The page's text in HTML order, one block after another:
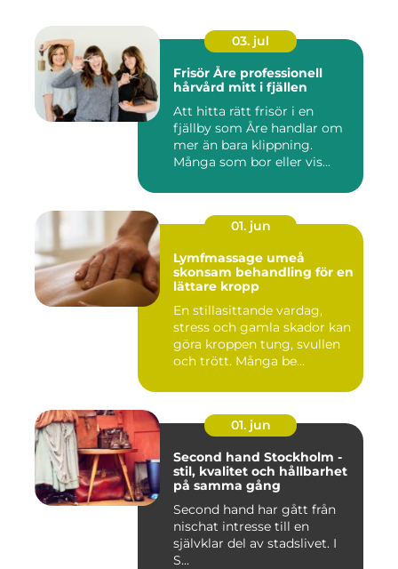
03. jul
Frisör Åre professionell
hårvård mitt i fjällen
Att hitta rätt frisör i en
fjällby som Åre handlar om
mer än bara klippning.
Många som bor eller vis...
01. jun
Lymfmassage umeå
skonsam behandling för en
lättare kropp
En stillasittande vardag,
stress och gamla skador kan
göra kroppen tung, svullen
och trött. Många be...
01. jun
Second hand Stockholm -
stil, kvalitet och hållbarhet
på samma gång
Second hand har gått från
nischat intresse till en
självklar del av stadslivet. I
S...